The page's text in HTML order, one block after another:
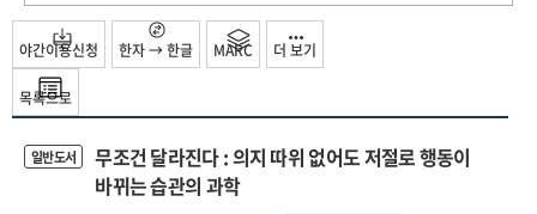
목록으로
야간이용신청 한자 → 한글 MARC 더 보기
일반도서
무조건 달라진다 : 의지 따위 없어도 저절로 행동이
바뀌는 습관의 과학